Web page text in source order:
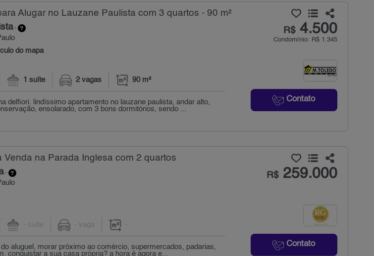
Alugar no Lauzane Paulista com 3 quartos - 90 m²
-
do mapa
R$4.500
Condomínio: R$ 1.345
Contato
1 suíte 2 vagas 90 m²
delfiori. lindíssimo apartamento no lauzane paulista, andar alto,
ensolarado, com 3 bons dormitórios, sendo ...
Venda na Parada Inglesa com 2 quartos
- R$259.000
Contato
- suíte - vaga -
aluguel, morar próximo ao comércio, supermercados, padarias,
conquistar a sua casa própria? a hora é agora e...